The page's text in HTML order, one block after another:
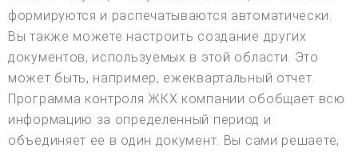
формируются и распечатываются автоматически.
Вы также можете настроить создание других
документов, используемых в этой области. Это
может быть, например, ежеквартальный отчет.
Программа контроля ЖКХ компании обобщает всю
информацию за определенный период и
объединяет ее в один документ. Вы сами решаете,